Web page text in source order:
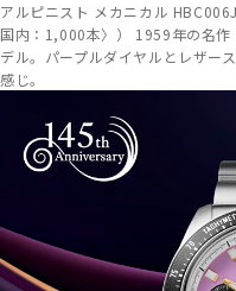
アルピニスト メカニカル
国内：1,000本〉） 1959年の名作
デル。パープルダイヤルとレザー
感じ。